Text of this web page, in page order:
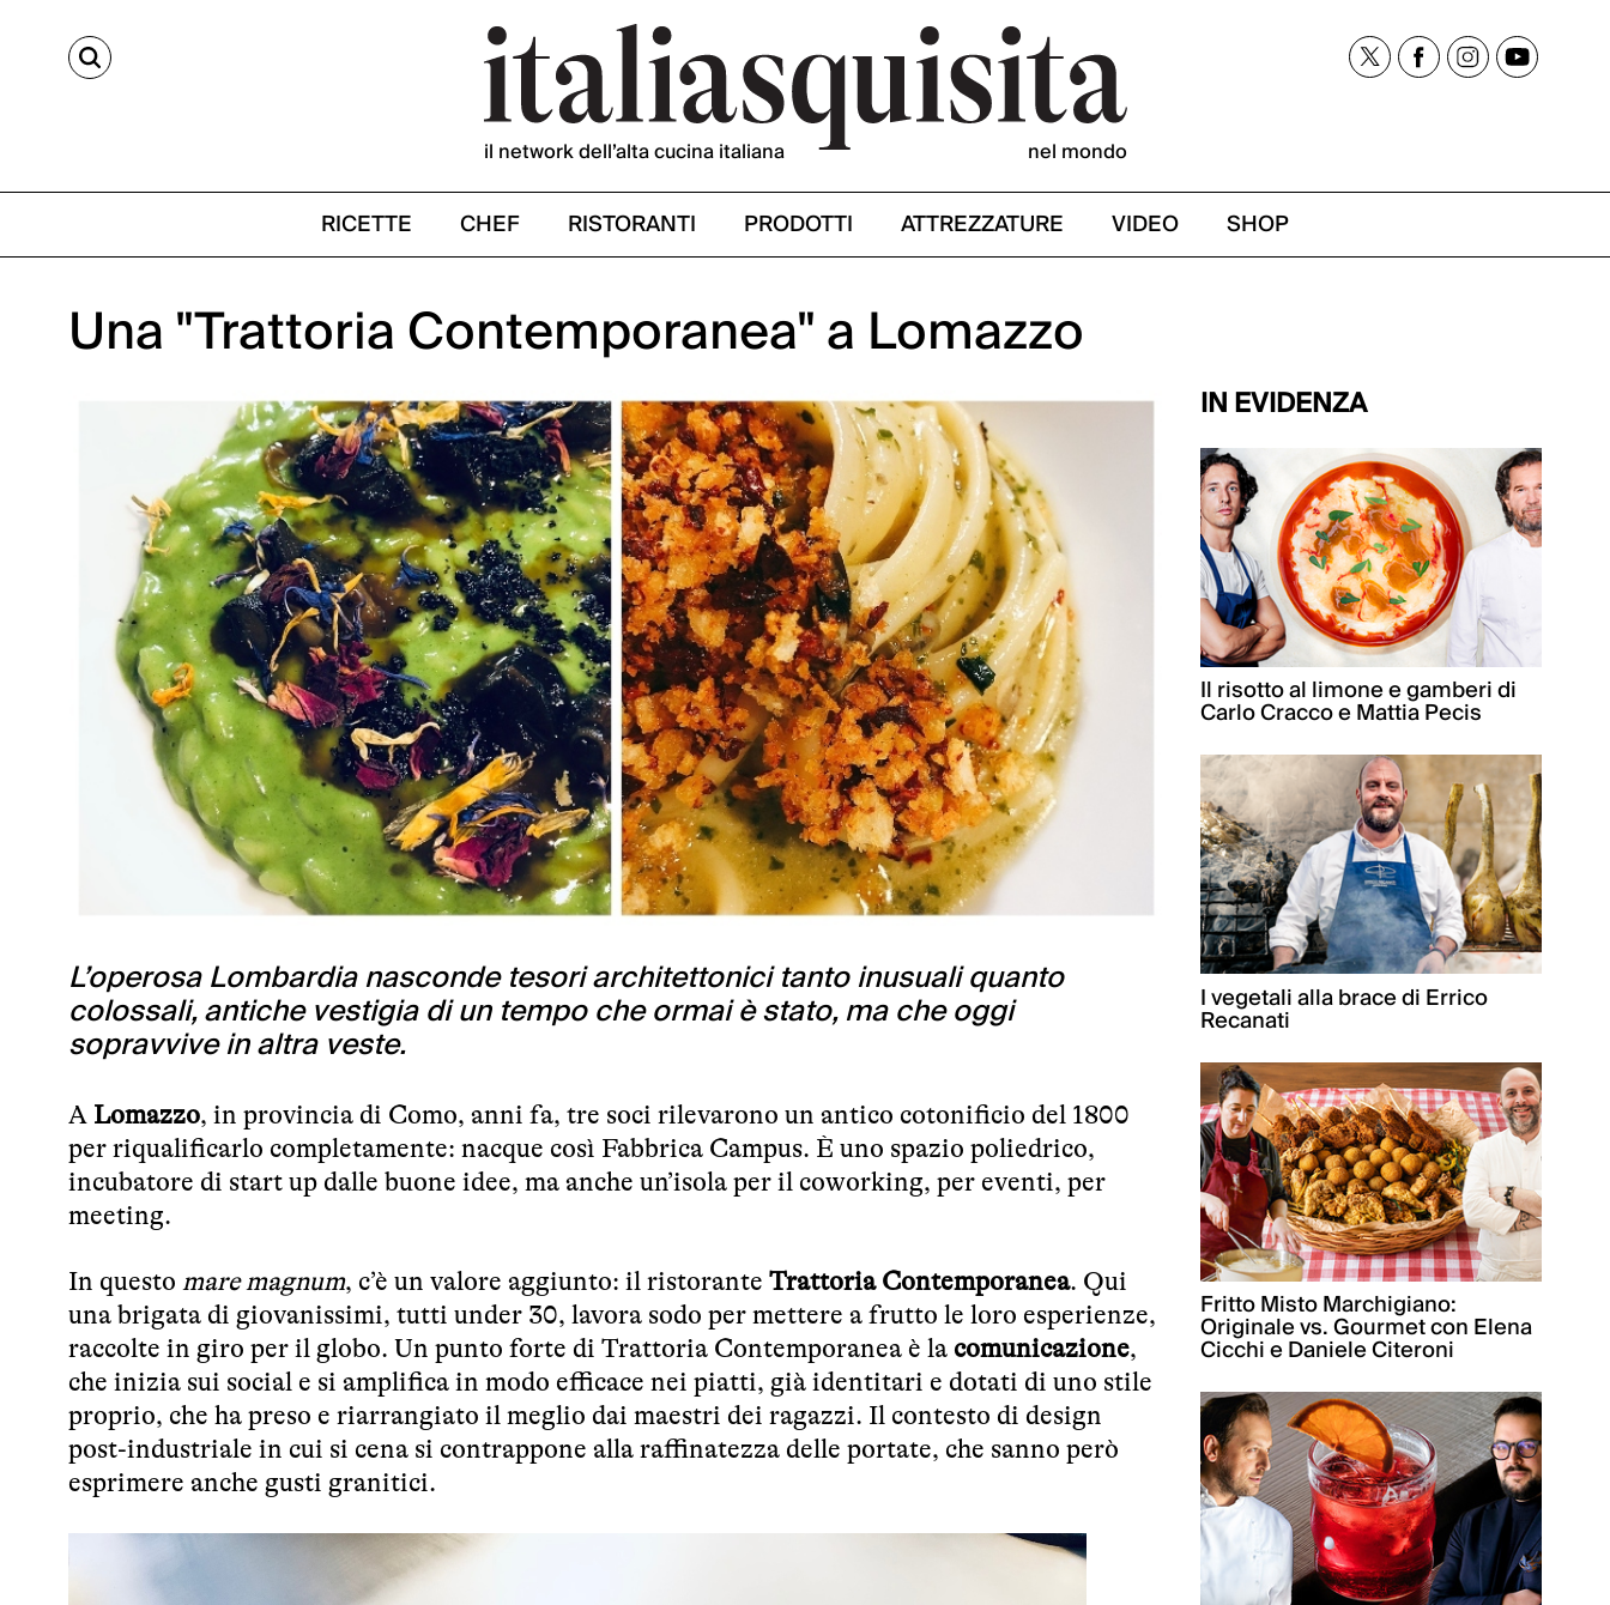
CERCA
il network dell’alta cucina italiana nel mondo
RICETTE CHEF RISTORANTI PRODOTTI ATTREZZATURE VIDEO SHOP
Una "Trattoria Contemporanea" a Lomazzo
L’operosa Lombardia nasconde tesori architettonici tanto inusuali quanto
colossali, antiche vestigia di un tempo che ormai è stato, ma che oggi
sopravvive in altra veste.
A Lomazzo, in provincia di Como, anni fa, tre soci rilevarono un antico cotonificio del 1800
per riqualificarlo completamente: nacque così Fabbrica Campus. È uno spazio poliedrico,
incubatore di start up dalle buone idee, ma anche un’isola per il coworking, per eventi, per
meeting.
In questo mare magnum, c’è un valore aggiunto: il ristorante Trattoria Contemporanea. Qui
una brigata di giovanissimi, tutti under 30, lavora sodo per mettere a frutto le loro esperienze,
raccolte in giro per il globo. Un punto forte di Trattoria Contemporanea è la comunicazione,
che inizia sui social e si amplifica in modo efficace nei piatti, già identitari e dotati di uno stile
proprio, che ha preso e riarrangiato il meglio dai maestri dei ragazzi. Il contesto di design
post-industriale in cui si cena si contrappone alla raffinatezza delle portate, che sanno però
esprimere anche gusti granitici.
IN EVIDENZA
Il risotto al limone e gamberi di
Carlo Cracco e Mattia Pecis
I vegetali alla brace di Errico
Recanati
Fritto Misto Marchigiano:
Originale vs. Gourmet con Elena
Cicchi e Daniele Citeroni